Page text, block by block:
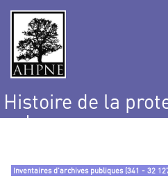
Histoire de la
nature
Inventaires d’archives publiques (341 - 32